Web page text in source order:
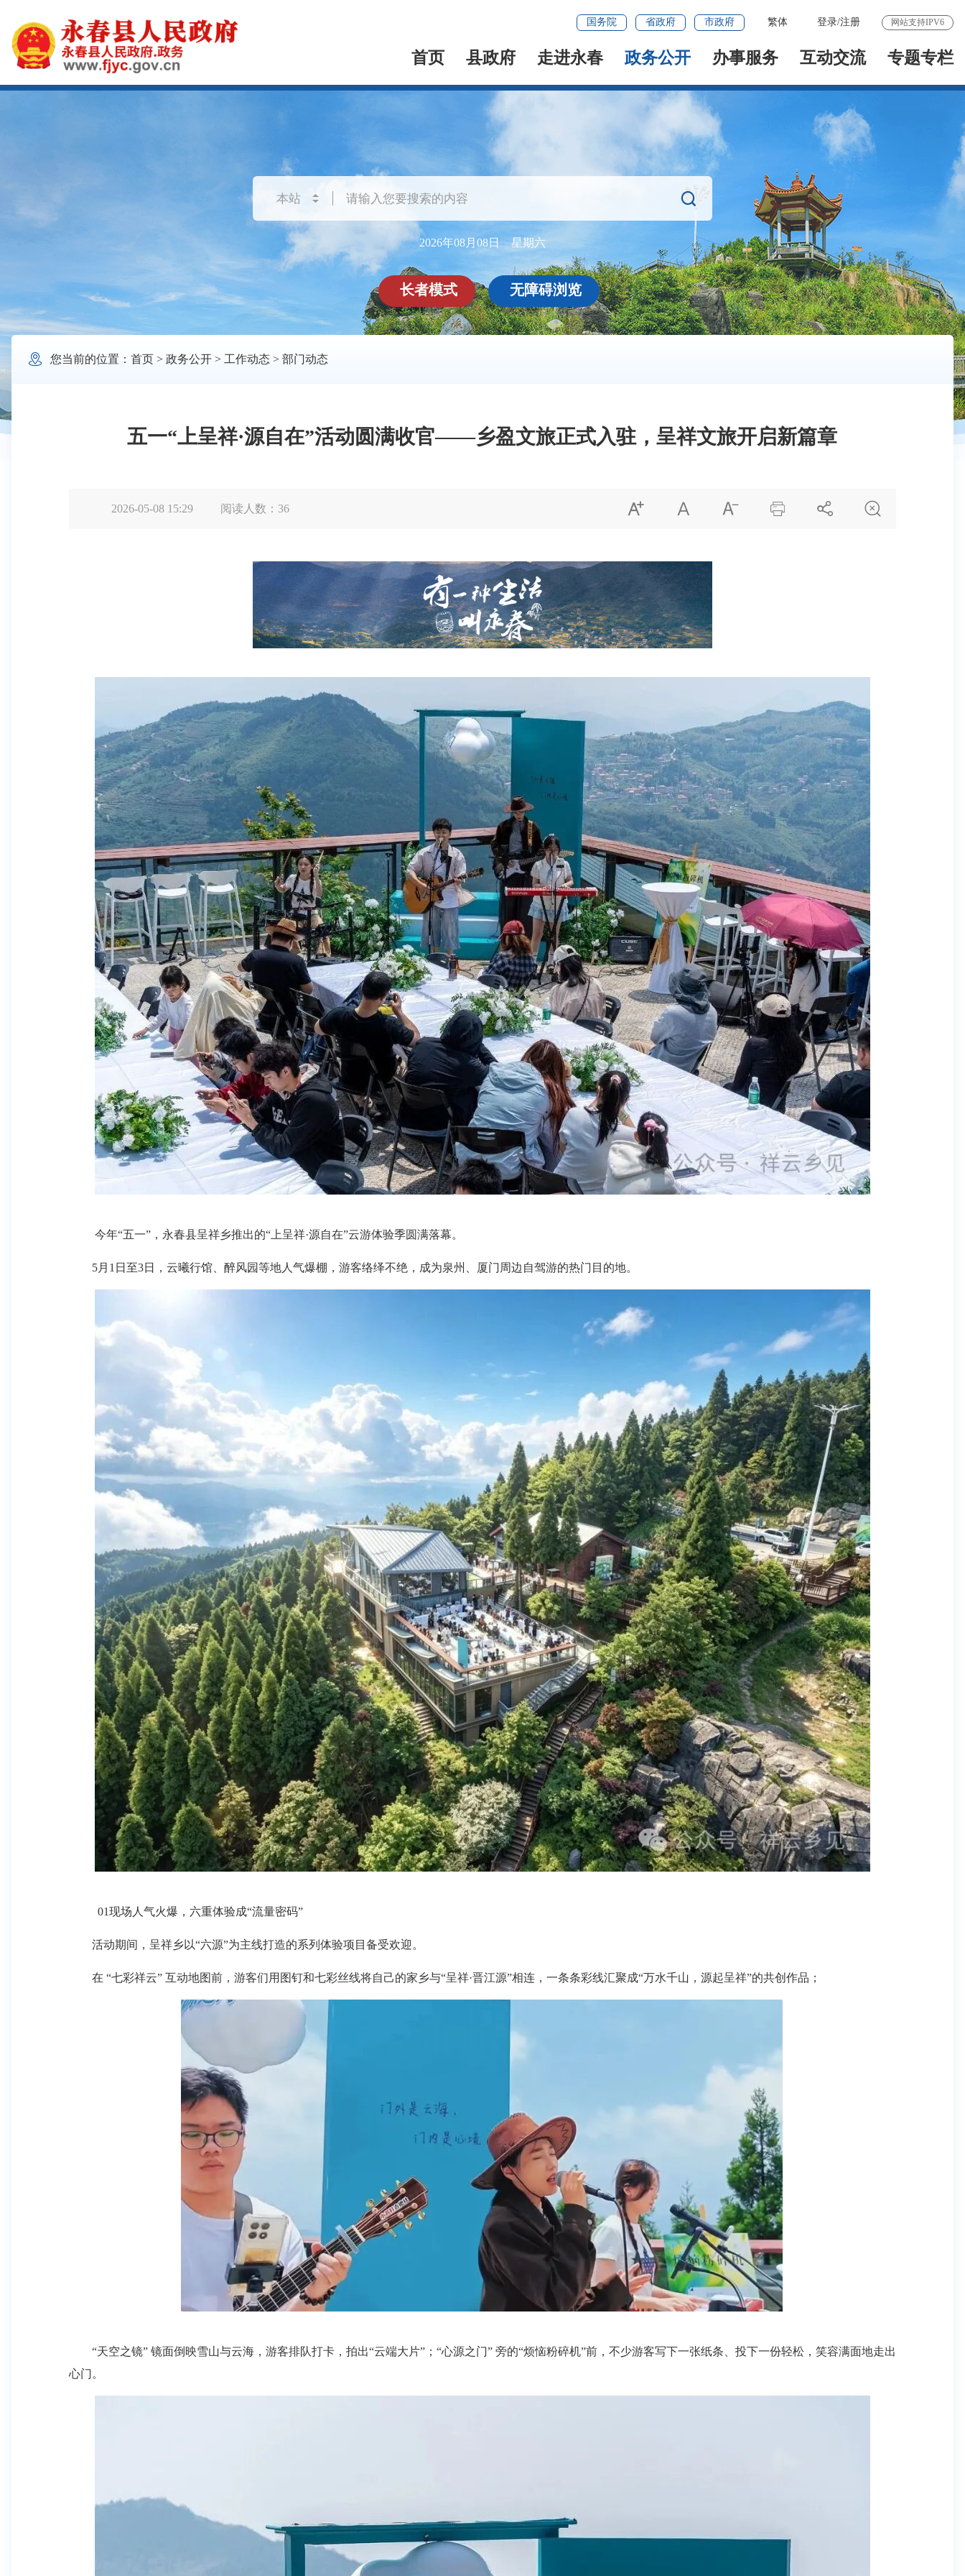
国务院 省政府 市政府 繁体 登录/注册 网站支持IPV6
首页 县政府 走进永春 政务公开 办事服务 互动交流 专题专栏

2026年08月08日 星期六
长者模式 无障碍浏览
 您当前的位置： 首页> 政务公开> 工作动态> 部门动态
五一“上呈祥·源自在”活动圆满收官——乡盈文旅正式入驻，呈祥文旅开启新篇章
2026-05-08 15:29 阅读人数： 36      
今年“五一”，永春县呈祥乡推出的“上呈祥·源自在”云游体验季圆满落幕。
5月1日至3日，云曦行馆、醉风园等地人气爆棚，游客络绎不绝，成为泉州、厦门周边自驾游的热门目的地。
01现场人气火爆，六重体验成“流量密码”
活动期间，呈祥乡以“六源”为主线打造的系列体验项目备受欢迎。
在 “七彩祥云” 互动地图前，游客们用图钉和七彩丝线将自己的家乡与“呈祥·晋江源”相连，一条条彩线汇聚成“万水千山，源起呈祥”的共创作品；
“天空之镜” 镜面倒映雪山与云海，游客排队打卡，拍出“云端大片”；“心源之门” 旁的“烦恼粉碎机”前，不少游客写下一张纸条、投下一份轻松，笑容满面地走出
心门。